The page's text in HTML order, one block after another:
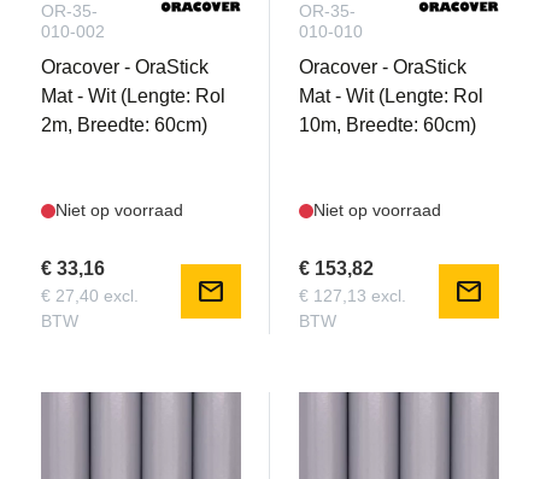
OR-35-
010-002
Oracover - OraStick
Mat - Wit (Lengte: Rol
2m, Breedte: 60cm)
Niet op voorraad
€ 33,16
€ 27,40 excl.
BTW
mail
OR-35-
010-010
Oracover - OraStick
Mat - Wit (Lengte: Rol
10m, Breedte: 60cm)
Niet op voorraad
€ 153,82
€ 127,13 excl.
BTW
mail